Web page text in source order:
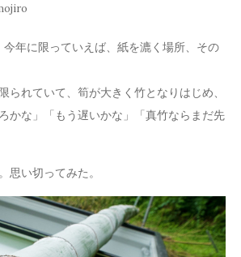
年に限っていえば、紙を漉く場所、その
れていて、筍が大きく竹となりはじめ、
かな」「もう遅いかな」「真竹ならまだ先
い切ってみた。